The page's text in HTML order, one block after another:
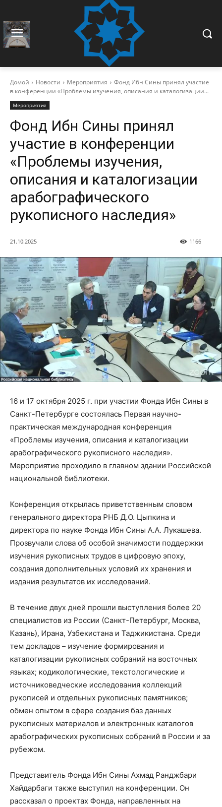
Домой Новости Мероприятия
Фонд Ибн Сины принял участие
в конференции «Проблемы изучения, описания и каталогизации...
Мероприятия
Фонд Ибн Сины принял
участие в конференции
«Проблемы изучения,
описания и каталогизации
арабографического
рукописного наследия»
21.10.2025 1166
16 и 17 октября 2025 г. при участии Фонда Ибн Сины в
Санкт-Петербурге состоялась Первая научно-
практическая международная конференция
«Проблемы изучения, описания и каталогизации
арабографического рукописного наследия».
Мероприятие проходило в главном здании Российской
национальной библиотеки.
Конференция открылась приветственным словом
генерального директора РНБ Д.О. Цыпкина и
директора по науке Фонда Ибн Сины А.А. Лукашева.
Прозвучали слова об особой значимости поддержки
изучения рукописных трудов в цифровую эпоху,
создания дополнительных условий их хранения и
издания результатов их исследований.
В течение двух дней прошли выступления более 20
специалистов из России (Санкт-Петербург, Москва,
Казань), Ирана, Узбекистана и Таджикистана. Среди
тем докладов – изучение формирования и
каталогизации рукописных собраний на восточных
языках; кодикологические, текстологические и
источниковедческие исследования коллекций
рукописей и отдельных рукописных памятников;
обмен опытом в сфере создания баз данных
рукописных материалов и электронных каталогов
арабографических рукописных собраний в России и за
рубежом.
Представитель Фонда Ибн Сины Ахмад Ранджбари
Хайдарбаги также выступил на конференции. Он
рассказал о проектах Фонда, направленных на